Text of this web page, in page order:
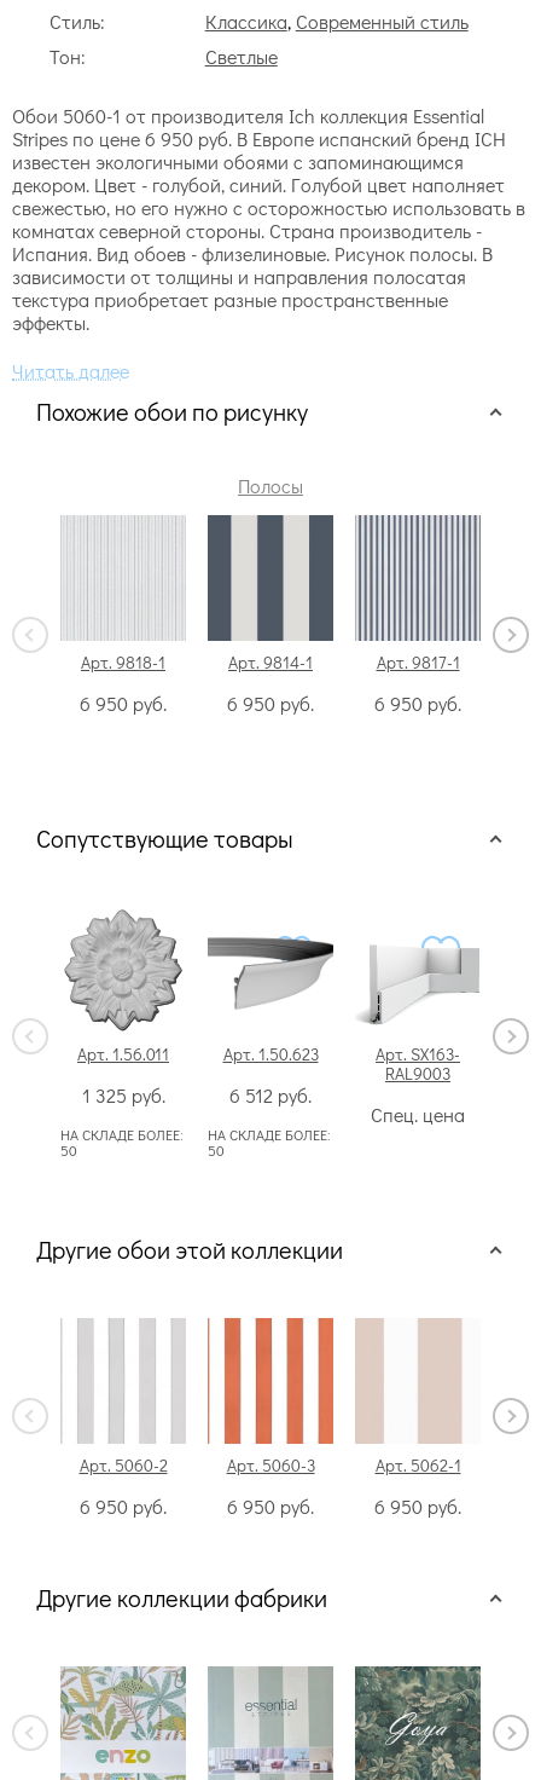
Стиль:
Классика, Современный стиль
Тон:
Светлые
Обои 5060-1 от производителя Ich коллекция Essential
Stripes по цене 6 950 руб. В Европе испанский бренд ICH
известен экологичными обоями с запоминающимся
декором. Цвет - голубой, синий. Голубой цвет наполняет
свежестью, но его нужно с осторожностью использовать в
комнатах северной стороны. Страна производитель -
Испания. Вид обоев - флизелиновые. Рисунок полосы. В
зависимости от толщины и направления полосатая
текстура приобретает разные пространственные
эффекты.
Похожие обои по рисунку
Полосы
Арт. 9818-1
6 950 руб.
Арт. 9814-1
6 950 руб.
Арт. 9817-1
6 950 руб.
Сопутствующие товары
Арт. 1.56.011
1 325 руб.
НА СКЛАДЕ БОЛЕЕ:
50
Арт. 1.50.623
6 512 руб.
НА СКЛАДЕ БОЛЕЕ:
50
Арт. SX163-
RAL9003
Спец. цена
Другие обои этой коллекции
Арт. 5060-2
6 950 руб.
Арт. 5060-3
6 950 руб.
Арт. 5062-1
6 950 руб.
Другие коллекции фабрики